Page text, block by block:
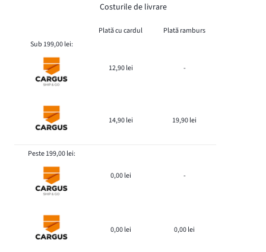
Costurile de livrare
Plată cu cardul
Plată ramburs
Sub 199,00 lei:
12,90 lei -
14,90 lei 19,90 lei
Peste 199,00 lei:
0,00 lei -
0,00 lei 0,00 lei